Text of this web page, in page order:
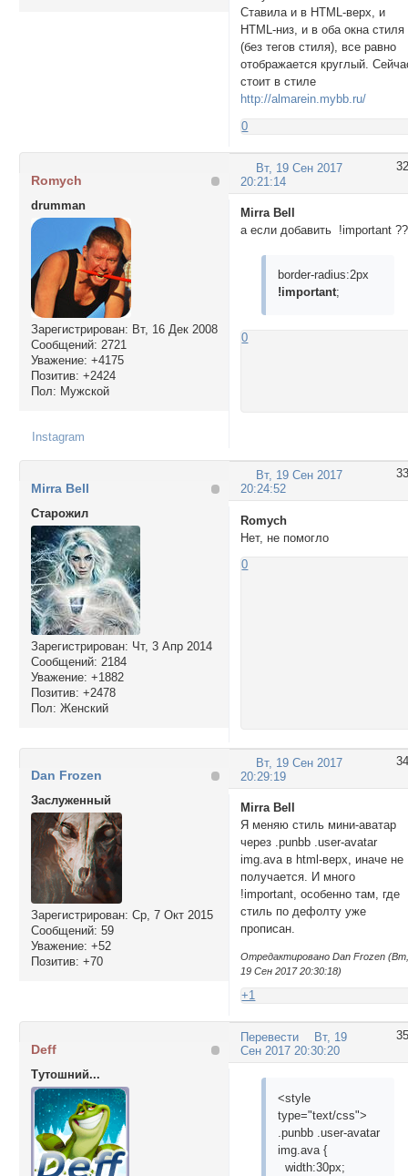
Ставила и в HTML-верх, и
HTML-низ, и в оба окна стиля
(без тегов стиля), все равно
отображается круглый.
стоит в стиле
http://almarein.mybb.ru/
0
32
Вт, 19 Сен 2017
20:21:14
Romych
drumman
Зарегистрирован: Вт, 16 Дек 2008
Сообщений: 2721
Уважение: +4175
Позитив: +2424
Пол: Мужской
Mirra Bell
а если добавить !important ??
border-radius:2px
!important;
0
Instagram
33
Вт, 19 Сен 2017
20:24:52
Mirra Bell
Cтарожил
Зарегистрирован: Чт, 3 Апр 2014
Сообщений: 2184
Уважение: +1882
Позитив: +2478
Пол: Женский
Romych
Нет, не помогло
0
34
Вт, 19 Сен 2017
20:29:19
Dan Frozen
Заслуженный
Зарегистрирован: Ср, 7 Окт 2015
Сообщений: 59
Уважение: +52
Позитив: +70
Mirra Bell
Я меняю стиль мини-аватар
через .punbb .user-avatar
img.ava в html-верх, иначе не
получается. И много
!important, особенно там, где
стиль по дефолту уже
прописан.
Отредактировано Dan Frozen
19 Сен 2017 20:30:18)
+1
Перевести 35
Вт, 19
Сен 2017 20:30:20
Deff
Тутошний...
<style
type="text/css">
.punbb .user-avatar
img.ava {
width:30px;